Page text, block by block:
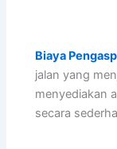
Biaya
jalan yang
menyediakan
secara